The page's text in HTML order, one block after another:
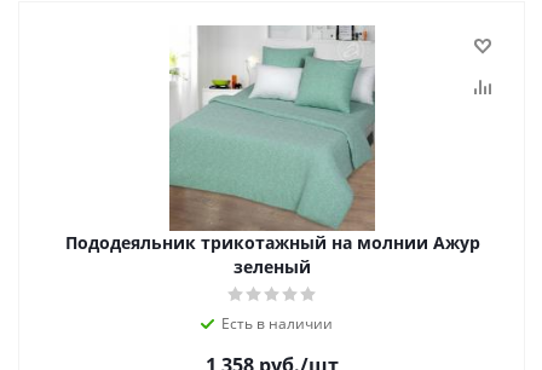
Пододеяльник трикотажный на молнии Ажур
зеленый
Есть в наличии